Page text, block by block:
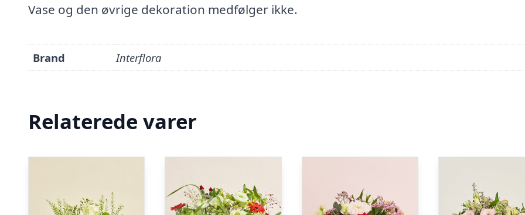
Vase og den øvrige dekoration medfølger ikke.
Brand Interflora
Relaterede varer